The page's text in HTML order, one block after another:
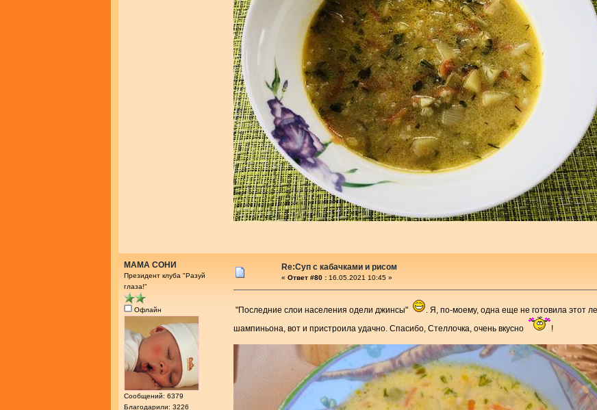
МАМА СОНИ
Президент клуба "Разуй
глаза!"
Офлайн
Сообщений: 6379
Благодарили: 3226
Re:Суп с кабачками и рисом
« Ответ #80 : 16.05.2021 10:45 »
"Последние слои населения одели джинсы" . Я, по-моему, одна еще не готовила этот
шампиньона, вот и пристроила удачно. Спасибо, Стеллочка, очень вкусно
!